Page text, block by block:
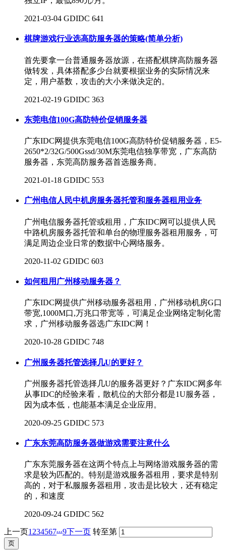
2021-03-04 GDIDC 641
棋牌游戏行业选高防服务器的策略(简单分析)
首先要拿一台普通服务器放源，在搭配棋牌高防服务器
做转发，具体搭配多少台就要根据业务的实际情况来
定，用户基数，攻击的大小来做决定的。
2021-02-19 GDIDC 363
东莞电信100G高防特价促销服务器
广东IDC网提供东莞电信100G高防特价促销服务器，E5-
2650*2/32G/500Gssd/30M东莞电信独享带宽，广东高防
服务器，东莞高防服务器首选服务商。
2021-01-18 GDIDC 553
广州电信人民中机房服务器托管和服务器租用业务
广州电信服务器托管或租用，广东IDC网可以提供人民
中路机房服务器托管和单台的物理服务器租用服务，可
满足周边企业日常的数据中心网络服务。
2020-11-02 GDIDC 603
如何租用广州移动服务器？
广东IDC网提供广州移动服务器租用，广州移动机房G口
带宽,1000M口,万兆口带宽等，可满足企业网络定制化需
求，广州移动服务器选广东IDC网！
2020-10-28 GDIDC 748
广州服务器托管选择几U的更好？
广州服务器托管选择几U的服务器更好？广东IDC网多年
从事IDC的经验来看，散机位的大部分都是1U服务器，
因为成本低，也能基本满足企业应用。
2020-09-25 GDIDC 573
广东东莞高防服务器做游戏需要注意什么
广东东莞服务器在这两个特点上与网络游戏服务器的需
求是较为匹配的。特别是游戏服务器租用，要求是特别
高的，对于私服服务器租用，攻击是比较大，还有稳定
的，和速度
2020-09-24 GDIDC 562
上一页1 234567...9下一页 转至第